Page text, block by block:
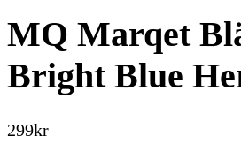
MQ Marqet
Bright Blue
299kr